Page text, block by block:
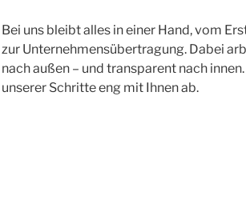
Bei uns bleibt alles in einer Hand, vom
zur Unternehmensübertragung. Dabei
nach außen – und transparent nach
unserer Schritte eng mit Ihnen ab.